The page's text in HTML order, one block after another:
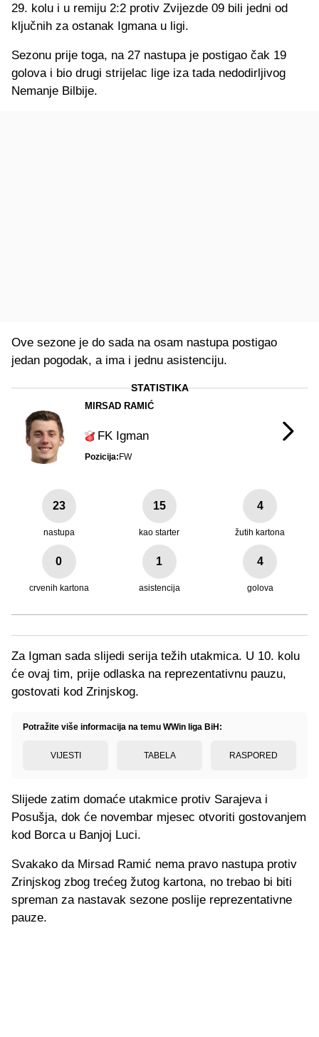
29. kolu i u remiju 2:2 protiv Zvijezde 09 bili jedni od
ključnih za ostanak Igmana u ligi.
Sezonu prije toga, na 27 nastupa je postigao čak 19
golova i bio drugi strijelac lige iza tada nedodirljivog
Nemanje Bilbije.
Ove sezone je do sada na osam nastupa postigao
jedan pogodak, a ima i jednu asistenciju.
MIRSAD RAMIĆ
FK Igman
Pozicija: FW
STATISTIKA
23
nastupa
15
kao starter
4
žutih kartona
0
crvenih kartona
1
asistencija
4
golova
Za Igman sada slijedi serija težih utakmica. U 10. kolu
će ovaj tim, prije odlaska na reprezentativnu pauzu,
gostovati kod Zrinjskog.
Potražite više informacija na temu WWin liga BiH:
VIJESTI TABELA RASPORED
Slijede zatim domaće utakmice protiv Sarajeva i
Posušja, dok će novembar mjesec otvoriti gostovanjem
kod Borca u Banjoj Luci.
Svakako da Mirsad Ramić nema pravo nastupa protiv
Zrinjskog zbog trećeg žutog kartona, no trebao bi biti
spreman za nastavak sezone poslije reprezentativne
pauze.